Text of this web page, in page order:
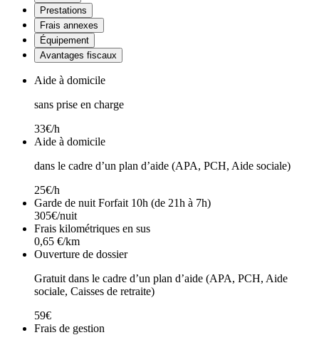
Prestations
Frais annexes
Équipement
Avantages fiscaux
Aide à domicile
sans prise en charge
33€/h
Aide à domicile
dans le cadre d’un plan d’aide (APA, PCH, Aide sociale)
25€/h
Garde de nuit Forfait 10h (de 21h à 7h)
305€/nuit
Frais kilométriques en sus
0,65 €/km
Ouverture de dossier
Gratuit dans le cadre d’un plan d’aide (APA, PCH, Aide
sociale, Caisses de retraite)
59€
Frais de gestion